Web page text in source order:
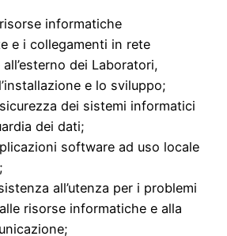
informatiche
e i collegamenti in rete
all’esterno dei Laboratori,
e lo sviluppo;
dei sistemi informatici
dei dati;
software ad uso locale
all’utenza per i problemi
risorse informatiche e alla